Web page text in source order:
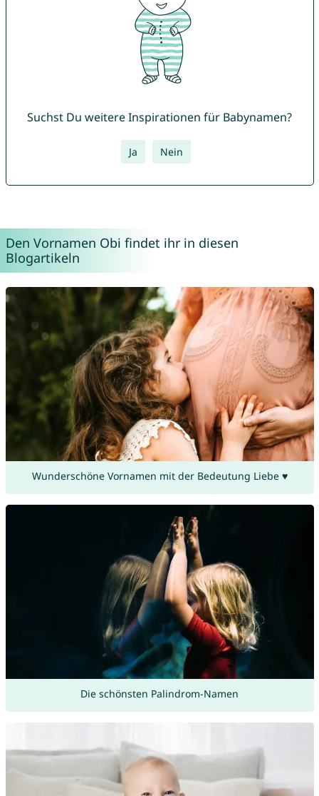
Suchst Du weitere Inspirationen für Babynamen?
Ja Nein
Den Vornamen Obi findet ihr in diesen
Blogartikeln
Wunderschöne Vornamen mit der Bedeutung Liebe ♥
Die schönsten Palindrom-Namen